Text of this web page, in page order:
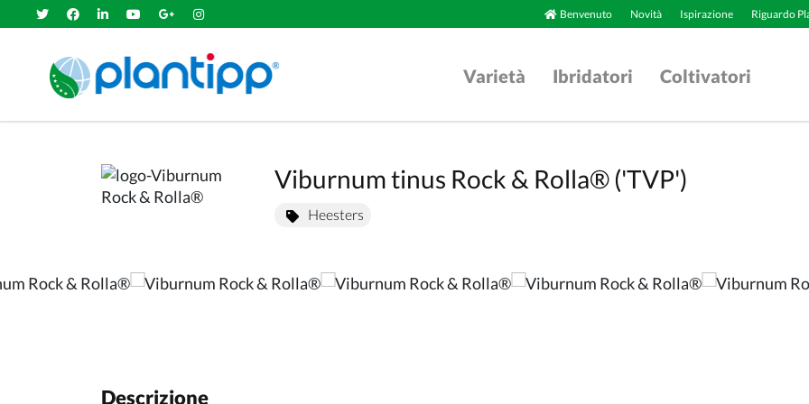
Benvenuto Novità Ispirazione Riguardo
Varietà Ibridatori Coltivatori
Viburnum tinus Rock & Rolla® ('TVP')
Heesters
Descrizione